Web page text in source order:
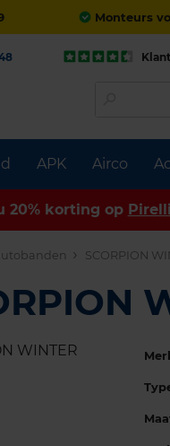
Monteurs
APK Airco
20% korting op Pirelli
SCORPION